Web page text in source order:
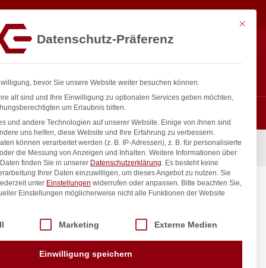
inkl. / exkl. MwSt.
€ exkl. MwSt. In den Warenkorb
Mit
Datenschutz-Präferenz
bevor Sie unsere Website weiter besuchen können.
alt sind und Ihre Einwilligung zu optionalen Services geben möchten,
um Erlaubnis bitten.
und andere Technologien auf unserer Website. Einige von ihnen sind
uns helfen, diese Website und Ihre Erfahrung zu verbessern.
können verarbeitet werden (z. B. IP-Adressen), z. B. für personalisierte
die Messung von Anzeigen und Inhalten. Weitere Informationen über
finden Sie in unserer Datenschutzerklärung. Es besteht keine
Ihrer Daten einzuwilligen, um dieses Angebot zu nutzen. Sie
unter Einstellungen widerrufen oder anpassen. Bitte beachten Sie,
Einstellungen möglicherweise nicht alle Funktionen der Website
Service-Gruppen, für die eine Einwilligung erteilt werden kann.
Marketing Externe Medien
Einwilligung speichern